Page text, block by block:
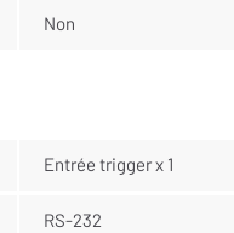
Non
Entrée trigger x 1
RS-232